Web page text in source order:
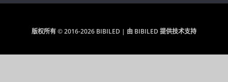
版权所有 © 2016-2026 BIBILED | 由 BIBILED 提供技术支持